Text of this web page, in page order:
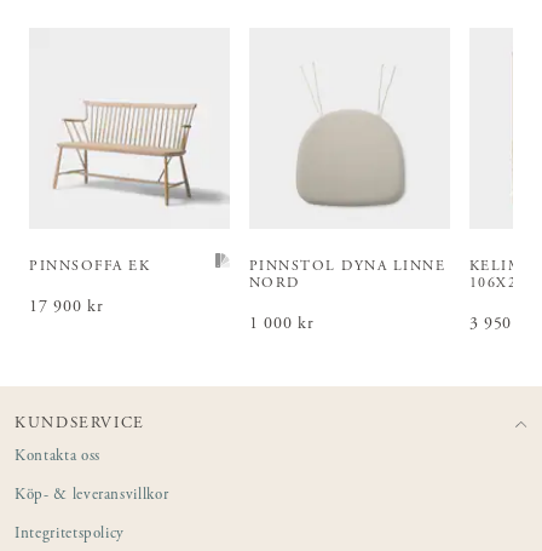
PINNSOFFA EK
Pris:17 900 kr
17 900 kr
PINNSTOL DYNA LINNE
NORD
Pris:1 000 kr
1 000 kr
KELIM
106X203
Pris:3
3 950 kr
KUNDSERVICE
Kontakta oss
Köp- & leveransvillkor
Integritetspolicy